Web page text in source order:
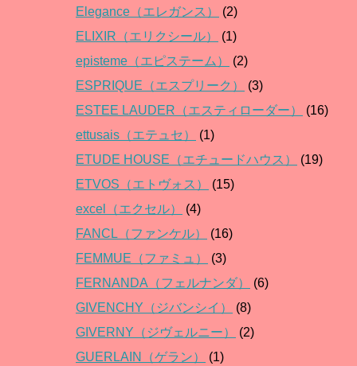
Elegance（エレガンス）
(2)
ELIXIR（エリクシール）
(1)
episteme（エピステーム）
(2)
ESPRIQUE（エスプリーク）
(3)
ESTEE LAUDER（エスティローダー）
(16)
ettusais（エテュセ）
(1)
ETUDE HOUSE（エチュードハウス）
(19)
ETVOS（エトヴォス）
(15)
excel（エクセル）
(4)
FANCL（ファンケル）
(16)
FEMMUE（ファミュ）
(3)
FERNANDA（フェルナンダ）
(6)
GIVENCHY（ジバンシイ）
(8)
GIVERNY（ジヴェルニー）
(2)
GUERLAIN（ゲラン）
(1)